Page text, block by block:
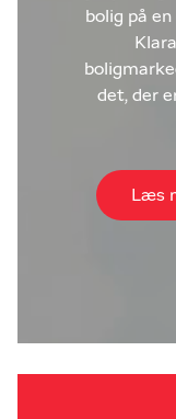
bolig på
det, der
Læs